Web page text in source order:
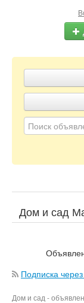
Дом и сад
Подписка
Дом и сад -